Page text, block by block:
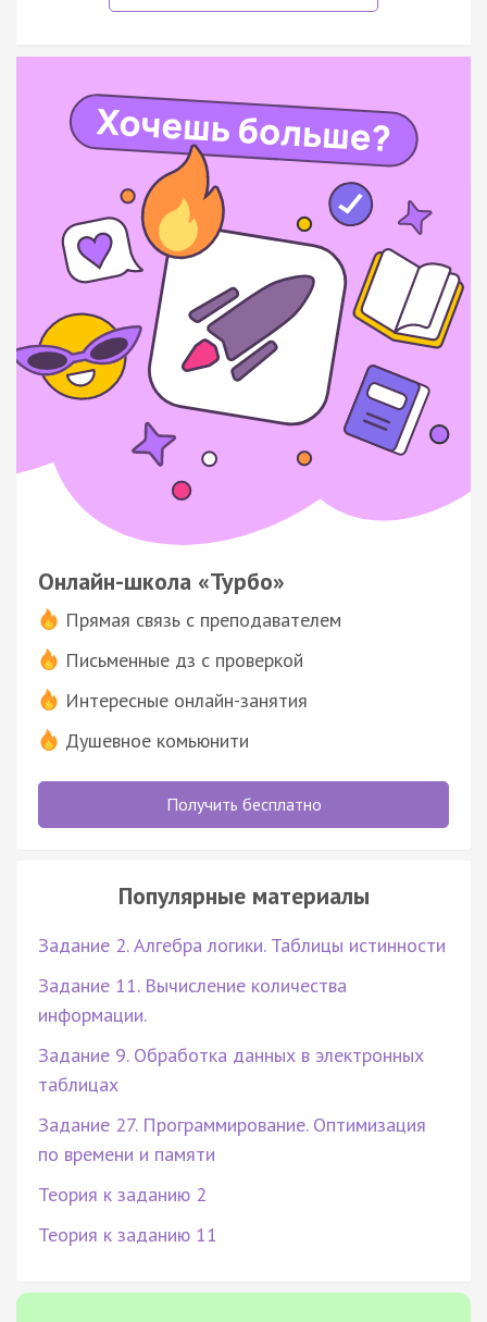
Онлайн-школа «Турбо»
Прямая связь с преподавателем
Письменные дз с проверкой
Интересные онлайн-занятия
Душевное комьюнити
Получить бесплатно
Популярные материалы
Задание 2. Алгебра логики. Таблицы истинности
Задание 11. Вычисление количества
информации.
Задание 9. Обработка данных в электронных
таблицах
Задание 27. Программирование. Оптимизация
по времени и памяти
Теория к заданию 2
Теория к заданию 11